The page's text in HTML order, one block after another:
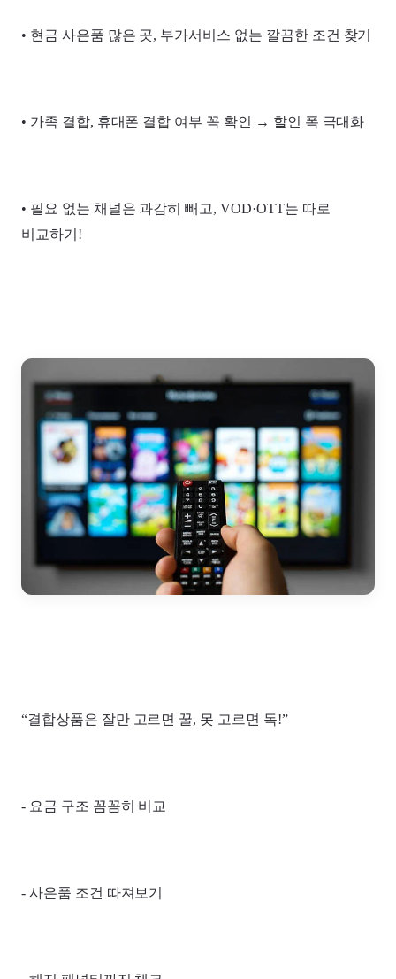
• 현금 사은품 많은 곳, 부가서비스 없는 깔끔한 조건 찾기
• 가족 결합, 휴대폰 결합 여부 꼭 확인 → 할인 폭 극대화
• 필요 없는 채널은 과감히 빼고, VOD·OTT는 따로
비교하기!
“결합상품은 잘만 고르면 꿀, 못 고르면 독!”
- 요금 구조 꼼꼼히 비교
- 사은품 조건 따져보기